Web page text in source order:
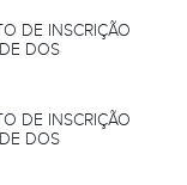
DE INSCRIÇÃO
DOS
DE INSCRIÇÃO
DOS